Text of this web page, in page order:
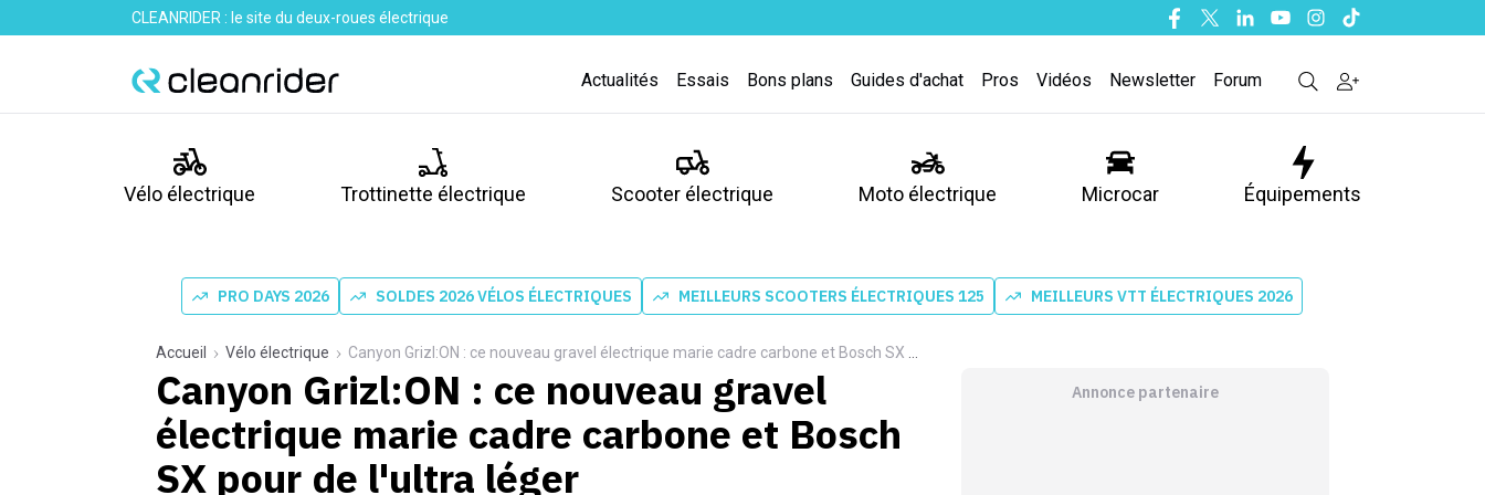
CLEANRIDER : le site du deux-roues électrique Facebook
TwitterLinkedinYoutubeInstagram
Tiktok
Actualités Essais Bons plans Guides d'achat Pros Vidéos Newsletter Forum
Vélo électrique Trottinette électrique Scooter électrique Moto électrique Microcar Équipements
PRO DAYS 2026 SOLDES 2026 VÉLOS ÉLECTRIQUES MEILLEURS SCOOTERS ÉLECTRIQUES 125 MEILLEURS VTT ÉLECTRIQUES 2026
Accueil Vélo électrique Canyon Grizl:ON : ce nouveau gravel électrique marie cadre carbone et Bosch SX pour de l'ultra léger
Canyon Grizl:ON : ce nouveau gravel
électrique marie cadre carbone et Bosch
SX pour de l'ultra léger
Annonce partenaire